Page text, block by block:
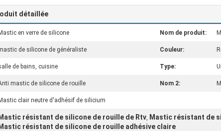
détaillée
en verre de silicone Nom de produit:
de silicone de généraliste Couleur:
de bains, cuisine Type:
mastic de silicone de rouille Nom 2:
clair neutre d'adhésif de silicium
Mastic résistant de silicone de rouille de Rtv, Mastic résistant de
Mastic résistant de silicone de rouille adhésive claire